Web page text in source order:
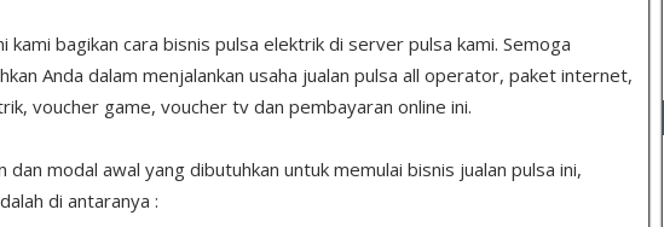
kami bagikan cara bisnis pulsa elektrik di server pulsa kami. Semoga
Anda dalam menjalankan usaha jualan pulsa all operator, paket internet,
voucher game, voucher tv dan pembayaran online ini.
dan modal awal yang dibutuhkan untuk memulai bisnis jualan pulsa ini,
di antaranya :